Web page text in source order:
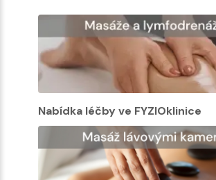
Nabídka léčby ve FYZIOklinice